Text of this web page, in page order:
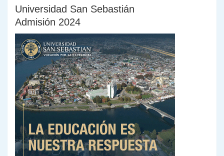
Universidad San Sebastián
Admisión 2024